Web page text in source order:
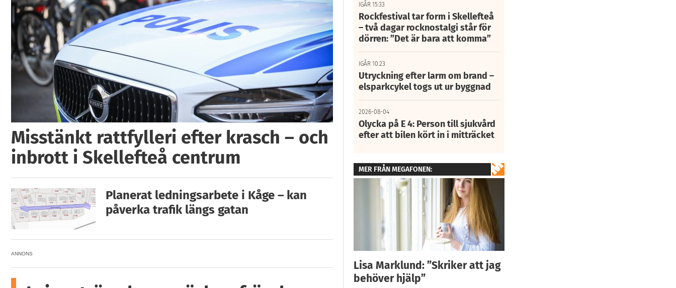
Misstänkt rattfylleri efter krasch – och
inbrott i Skellefteå centrum
Planerat ledningsarbete i Kåge – kan
påverka trafik längs gatan
ANNONS
IGÅR 15:33
Rockfestival tar form i Skellefteå
– två dagar rocknostalgi står för
dörren: ”Det är bara att komma”
IGÅR 10:23
Utryckning efter larm om brand –
elsparkcykel togs ut ur byggnad
2026-08-04
Olycka på E 4: Person till sjukvård
efter att bilen kört in i mitträcket
MER FRÅN MEGAFONEN:
Lisa Marklund: ”Skriker att jag
behöver hjälp”